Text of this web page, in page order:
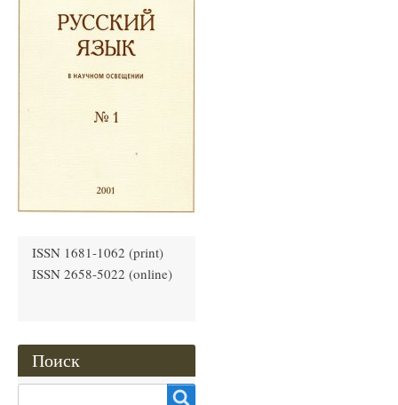
ISSN 1681-1062 (print)
ISSN 2658-5022 (online)
Поиск